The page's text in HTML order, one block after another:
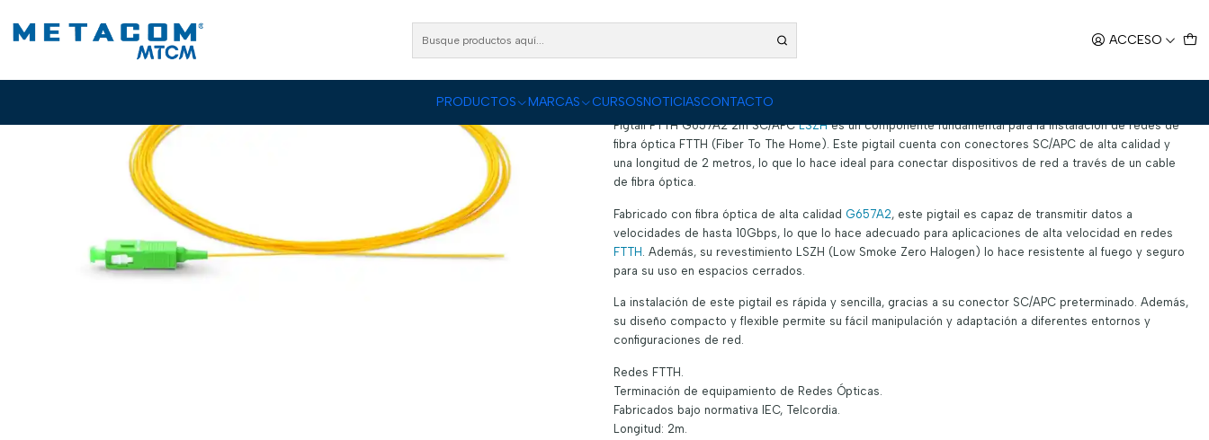
ACCESO
PRODUCTOS MARCAS CURSOSNOTICIASCONTACTO
Pigtail FTTH G657A2 2m SC/APC LSZH Par
DESCRIPCIÓN
Pigtail FTTH G657A2 2m SC/APCLSZHes un componente fundamental para la instalación de redes de
fibra óptica FTTH (Fiber To The Home). Este pigtail cuenta con conectores SC/APC de alta calidad y
una longitud de 2 metros, lo que lo hace ideal para conectar dispositivos de red a través de un cable
de fibra óptica.
Fabricado con fibra óptica de alta calidad G657A2, este pigtail es capaz de transmitir datos a
velocidades de hasta 10Gbps, lo que lo hace adecuado para aplicaciones de alta velocidad en redes
FTTH . Además, su revestimiento LSZH (Low Smoke Zero Halogen) lo hace resistente al fuego y seguro
para su uso en espacios cerrados.
La instalación de este pigtail es rápida y sencilla, gracias a su conector SC/APC preterminado. Además,
su diseño compacto y flexible permite su fácil manipulación y adaptación a diferentes entornos y
configuraciones de red.
Redes FTTH.
Terminación de equipamiento de Redes Ópticas.
Fabricados bajo normativa IEC, Telcordia.
Longitud: 2m.